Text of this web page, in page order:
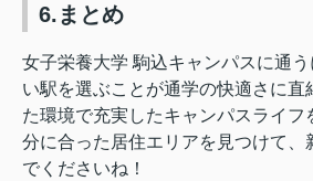
6.まとめ
女子栄養大学 駒込キャンパスに通
い駅を選ぶことが通学の快適さに直
た環境で充実したキャンパスライフ
分に合った居住エリアを見つけて、
でくださいね！